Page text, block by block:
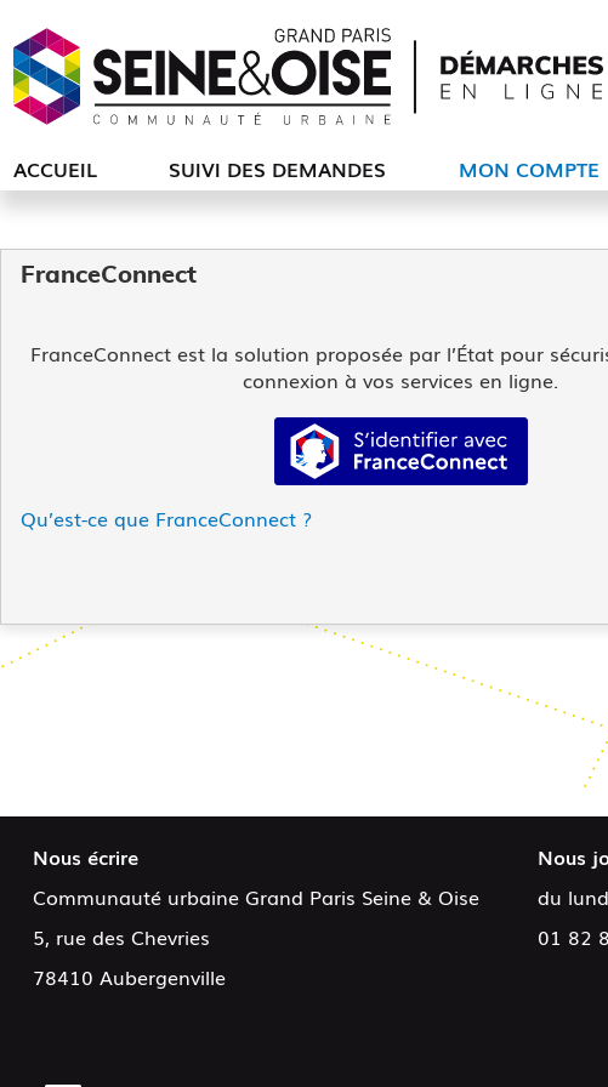
ACCUEIL SUIVI DES DEMANDES MON COMPTE
FranceConnect
FranceConnect est la solution proposée par l’État pour
connexion à vos services en ligne.
S’identifier avec
Qu’est-ce que FranceConnect ?
Nous écrire
Communauté urbaine Grand Paris Seine & Oise
5, rue des Chevries
78410 Aubergenville
Nous
du
01 82